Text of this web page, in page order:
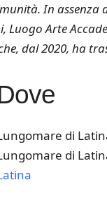
In assenza
Arte
dal 2020, ha
di
di